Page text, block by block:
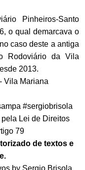
Pinheiros-Santo
o qual demarcava o
caso deste a antiga
Rodoviário da Vila
2013.
Vila Mariana
#sergiobrisola
Lei de Direitos
79
de textos e